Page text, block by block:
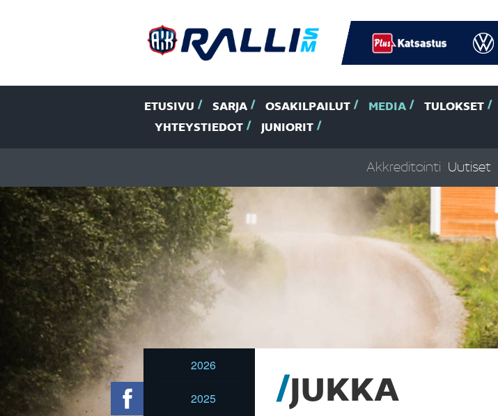
ETUSIVU SARJA OSAKILPAILUT MEDIA TULOKSET
YHTEYSTIEDOT
JUNIORIT
Akkreditointi Uutiset
2026
2025
JUKKA